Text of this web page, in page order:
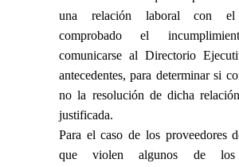
una relación laboral con
comprobado el
comunicarse al Directorio
antecedentes, para determinar si
no la resolución de dicha
justificada.
Para el caso de los proveedores
que violen algunos de los